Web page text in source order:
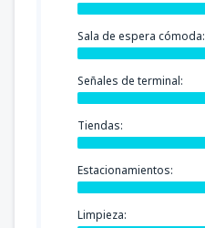
Sala de espera cómoda:
Señales de terminal:
Tiendas:
Estacionamientos:
Limpieza: